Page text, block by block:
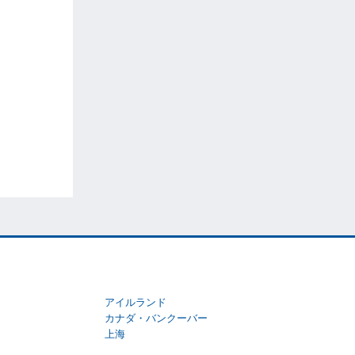
アイルランド
カナダ・バンクーバー
上海